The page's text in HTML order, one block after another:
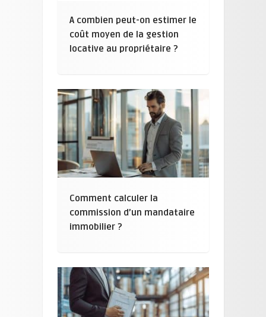
A combien peut-on estimer le
coût moyen de la gestion
locative au propriétaire ?
Comment calculer la
commission d’un mandataire
immobilier ?